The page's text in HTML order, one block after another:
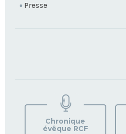
Presse
Chronique
évêque RCF